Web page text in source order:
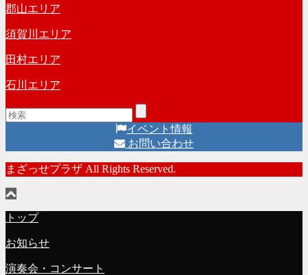
郡山エリア
須賀川エリア
田村エリア
石川エリア
イベント情報
お問い合わせ
まざっせプラザ All Rights Reserved.
トップ
お知らせ
演奏会・コンサート